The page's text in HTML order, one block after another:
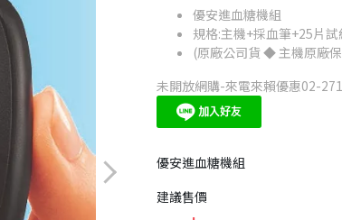
優安進血糖機組
規格:主機+採血筆+25片
(原廠公司貨 ◆ 主機原廠
未開放網購-來電來賴優惠02-
優安進血糖機組
建議售價